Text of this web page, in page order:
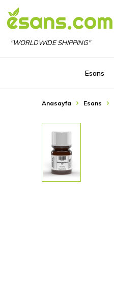
"WORLDWIDE SHIPPING"
Esans
Anasayfa Esans